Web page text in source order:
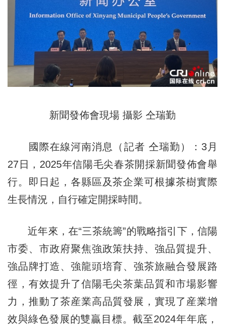
新聞發佈會現場 攝影 仝瑞勤
國際在線河南消息（記者 仝瑞勤）：3月
27日，2025年信陽毛尖春茶開採新聞發佈會舉
行。即日起，各縣區及茶企業可根據茶樹實際
生長情況，自行確定開採時間。
近年來，在“三茶統籌”的戰略指引下，信陽
市委、市政府聚焦強政策扶持、強品質提升、
強品牌打造、強龍頭培育、強茶旅融合發展路
徑，有效提升了信陽毛尖茶葉品質和市場影響
力，推動了茶産業高品質發展，實現了産業增
效與綠色發展的雙贏目標。截至2024年年底，